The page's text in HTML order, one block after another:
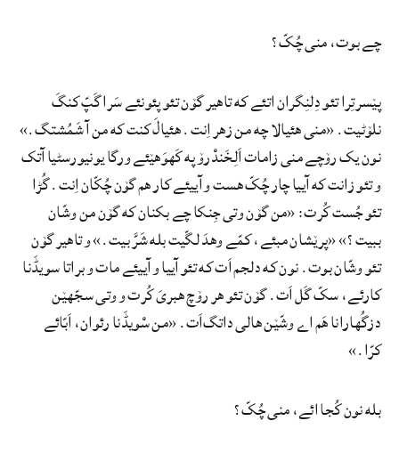
چے بوت، منی چُکّ؟
پێسرتِرا تئو دِلنِگران اتئے که تاهیر گۆن تئو پئونئے سَرا گَپّ کنگَ
نلۆٹیت. «منی هئیالا چه من زهر اِنت. هئیالَ کنت که من آ شَمُشتگ.»
نون یک رۆچے منی زامات اَلِخَندْرۆ په کَهوَهێئے ورگا یونیورسٹیا آتک
و تئو زانت که آییا چار چُکّ هست و آییئے کار هم گۆن چُکّان اِنت. گُڑا
تئو جُست کُرت: «من گۆن وتی جِنکا چے بکنان که گۆن من وشّان
ببیت؟» «پرێشان مبئے، کمّے وهدَ لگّیت بله شَرَّ بیت.» و تاهیر گۆن
تئو وشّان بوت. نون که دلجم اَت که تئو آییا و آییئے مات و براتا سویڈَنا
کارئے، سکّ گَل اَت. گۆن تئو هر رۆچ هبریَ کُرت و وتی سجّهێن
دزگُهارانا هَم اے وشّێن هالی داتگ‌اَت. «من سْویڈَنا رئوان، اَبّائے
کرّا.»
بله نون کُجا ائے، منی چُکّ؟